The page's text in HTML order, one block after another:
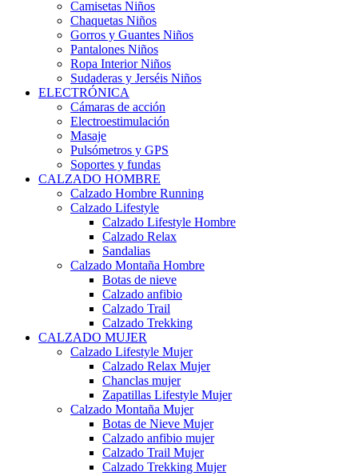
Camisetas Niños
Chaquetas Niños
Gorros y Guantes Niños
Pantalones Niños
Ropa Interior Niños
Sudaderas y Jerséis Niños
ELECTRÓNICA
Cámaras de acción
Electroestimulación
Masaje
Pulsómetros y GPS
Soportes y fundas
CALZADO HOMBRE
Calzado Hombre Running
Calzado Lifestyle
Calzado Lifestyle Hombre
Calzado Relax
Sandalias
Calzado Montaña Hombre
Botas de nieve
Calzado anfibio
Calzado Trail
Calzado Trekking
CALZADO MUJER
Calzado Lifestyle Mujer
Calzado Relax Mujer
Chanclas mujer
Zapatillas Lifestyle Mujer
Calzado Montaña Mujer
Botas de Nieve Mujer
Calzado anfibio mujer
Calzado Trail Mujer
Calzado Trekking Mujer